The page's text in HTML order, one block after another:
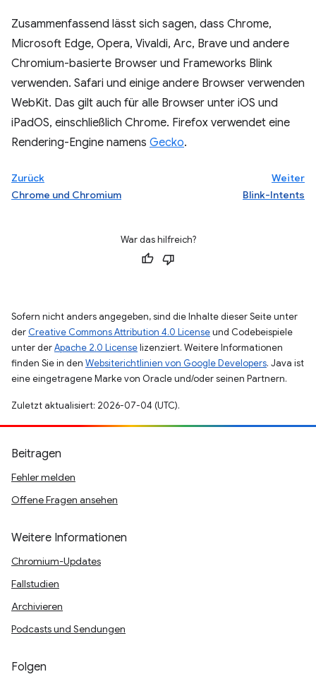
Zusammenfassend lässt sich sagen, dass Chrome,
Microsoft Edge, Opera, Vivaldi, Arc, Brave und andere
Chromium-basierte Browser und Frameworks Blink
verwenden. Safari und einige andere Browser verwenden
WebKit. Das gilt auch für alle Browser unter iOS und
iPadOS, einschließlich Chrome. Firefox verwendet eine
Rendering-Engine namens Gecko.
Zurück
Chrome und Chromium
Weiter
Blink-Intents
War das hilfreich?
Sofern nicht anders angegeben, sind die Inhalte dieser Seite unter
der Creative Commons Attribution 4.0 Licenseund Codebeispiele
unter derApache 2.0 Licenselizenziert. Weitere Informationen
finden Sie in den Websiterichtlinien von Google Developers. Java ist
eine eingetragene Marke von Oracle und/oder seinen Partnern.
Zuletzt aktualisiert: 2026-07-04 (UTC).
Beitragen
Fehler melden
Offene Fragen ansehen
Weitere Informationen
Chromium-Updates
Fallstudien
Archivieren
Podcasts und Sendungen
Folgen